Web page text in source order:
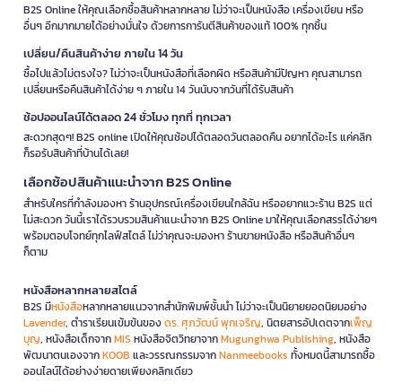
B2S Online ให้คุณเลือกซื้อสินค้าหลากหลาย ไม่ว่าจะเป็นหนังสือ เครื่องเขียน หรือ
อื่นๆ อีกมากมายได้อย่างมั่นใจ ด้วยการการันตีสินค้าของแท้ 100% ทุกชิ้น
เปลี่ยน/คืนสินค้าง่าย ภายใน 14 วัน
ซื้อไปแล้วไม่ตรงใจ? ไม่ว่าจะเป็นหนังสือที่เลือกผิด หรือสินค้ามีปัญหา คุณสามารถ
เปลี่ยนหรือคืนสินค้าได้ง่าย ๆ ภายใน 14 วันนับจากวันที่ได้รับสินค้า
ช้อปออนไลน์ได้ตลอด 24 ชั่วโมง ทุกที่ ทุกเวลา
สะดวกสุดๆ! B2S online เปิดให้คุณช้อปได้ตลอดวันตลอดคืน อยากได้อะไร แค่คลิก
ก็รอรับสินค้าที่บ้านได้เลย!
เลือกช้อปสินค้าแนะนำจาก B2S Online
สำหรับใครที่กำลังมองหา ร้านอุปกรณ์เครื่องเขียนใกล้ฉัน หรืออยากแวะร้าน B2S แต่
ไม่สะดวก วันนี้เราได้รวบรวมสินค้าแนะนำจาก B2S Online มาให้คุณเลือกสรรได้ง่ายๆ
พร้อมตอบโจทย์ทุกไลฟ์สไตล์ ไม่ว่าคุณจะมองหา ร้านขายหนังสือ หรือสินค้าอื่นๆ
ก็ตาม
หนังสือหลากหลายสไตล์
B2S มีหนังสือหลากหลายแนวจากสำนักพิมพ์ชั้นนำ ไม่ว่าจะเป็นนิยายยอดนิยมอย่าง
Lavender, ตำราเรียนเข้มข้นของดร. ศุภวัฒน์ พุกเจริญ, นิตยสารอัปเดตจากเพ็ญ
บุญ, หนังสือเด็กจากMIS หนังสือจิตวิทยาจากMugunghwa Publishing, หนังสือ
พัฒนาตนเองจากKOOB และวรรณกรรมจากNanmeebooks ทั้งหมดนี้สามารถซื้อ
ออนไลน์ได้อย่างง่ายดายเพียงคลิกเดียว